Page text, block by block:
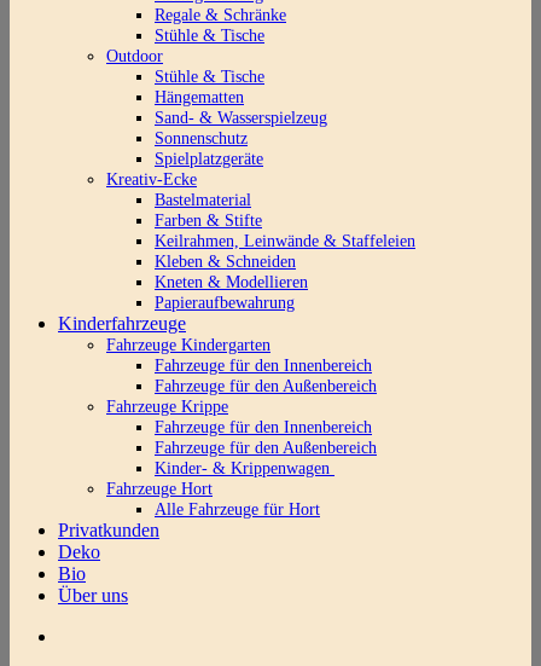
Regale & Schränke
Stühle & Tische
Outdoor
Stühle & Tische
Hängematten
Sand- & Wasserspielzeug
Sonnenschutz
Spielplatzgeräte
Kreativ-Ecke
Bastelmaterial
Farben & Stifte
Keilrahmen, Leinwände & Staffeleien
Kleben & Schneiden
Kneten & Modellieren
Papieraufbewahrung
Kinderfahrzeuge
Fahrzeuge Kindergarten
Fahrzeuge für den Innenbereich
Fahrzeuge für den Außenbereich
Fahrzeuge Krippe
Fahrzeuge für den Innenbereich
Fahrzeuge für den Außenbereich
Kinder- & Krippenwagen
Fahrzeuge Hort
Alle Fahrzeuge für Hort
Privatkunden
Deko
Bio
Über uns